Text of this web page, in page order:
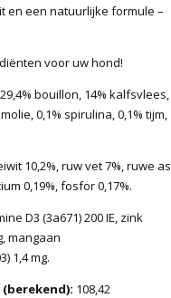
en een natuurlijke formule –
voor uw hond!
bouillon, 14% kalfsvlees,
0,1% spirulina, 0,1% tijm,
10,2%, ruw vet 7%, ruwe as
0,19%, fosfor 0,17%.
D3 (3a671) 200 IE, zink
mangaan
1,4 mg.
(berekend): 108,42